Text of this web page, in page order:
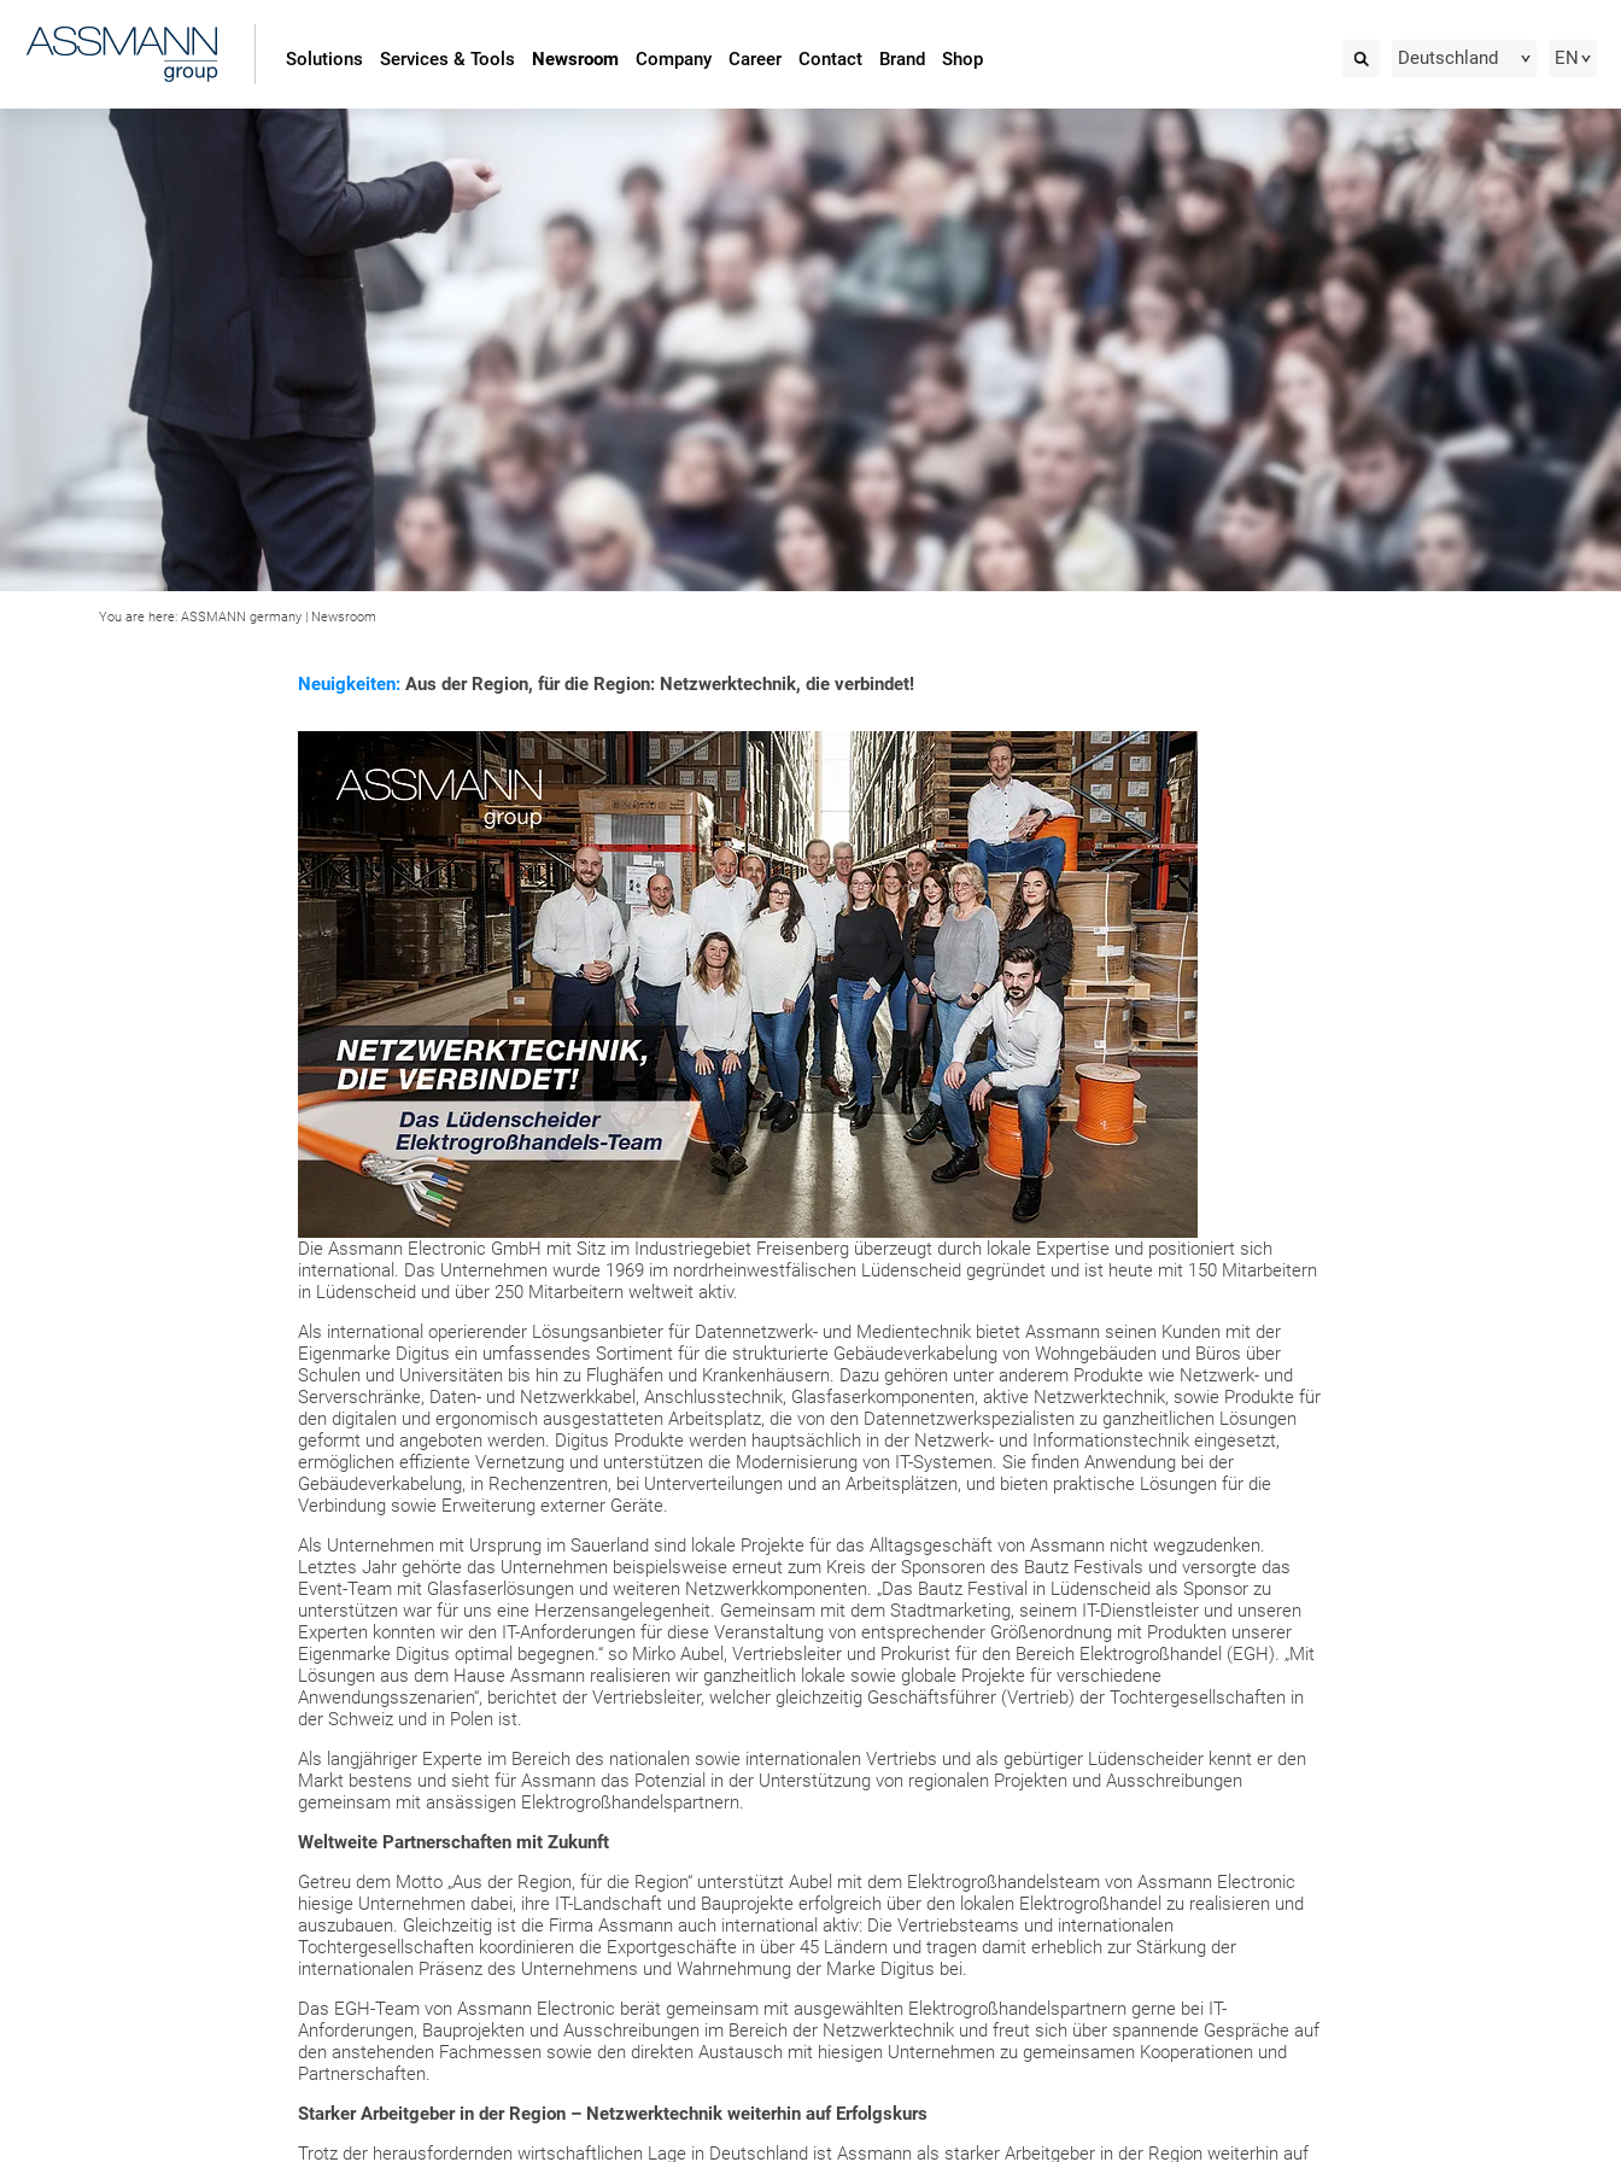
Deutschland EN
Solutions Services & Tools Newsroom Company Career Contact Brand Shop
You are here: ASSMANN germany | Newsroom
Neuigkeiten: Aus der Region, für die Region: Netzwerktechnik, die verbindet!
Die Assmann Electronic GmbH mit Sitz im Industriegebiet Freisenberg überzeugt durch lokale Expertise und positioniert sich
international. Das Unternehmen wurde 1969 im nordrheinwestfälischen Lüdenscheid gegründet und ist heute mit 150 Mitarbeitern
in Lüdenscheid und über 250 Mitarbeitern weltweit aktiv.
Als international operierender Lösungsanbieter für Datennetzwerk- und Medientechnik bietet Assmann seinen Kunden mit der
Eigenmarke Digitus ein umfassendes Sortiment für die strukturierte Gebäudeverkabelung von Wohngebäuden und Büros über
Schulen und Universitäten bis hin zu Flughäfen und Krankenhäusern. Dazu gehören unter anderem Produkte wie Netzwerk- und
Serverschränke, Daten- und Netzwerkkabel, Anschlusstechnik, Glasfaserkomponenten, aktive Netzwerktechnik, sowie Produkte für
den digitalen und ergonomisch ausgestatteten Arbeitsplatz, die von den Datennetzwerkspezialisten zu ganzheitlichen Lösungen
geformt und angeboten werden. Digitus Produkte werden hauptsächlich in der Netzwerk- und Informationstechnik eingesetzt,
ermöglichen effiziente Vernetzung und unterstützen die Modernisierung von IT-Systemen. Sie finden Anwendung bei der
Gebäudeverkabelung, in Rechenzentren, bei Unterverteilungen und an Arbeitsplätzen, und bieten praktische Lösungen für die
Verbindung sowie Erweiterung externer Geräte.
Als Unternehmen mit Ursprung im Sauerland sind lokale Projekte für das Alltagsgeschäft von Assmann nicht wegzudenken.
Letztes Jahr gehörte das Unternehmen beispielsweise erneut zum Kreis der Sponsoren des Bautz Festivals und versorgte das
Event-Team mit Glasfaserlösungen und weiteren Netzwerkkomponenten. „Das Bautz Festival in Lüdenscheid als Sponsor zu
unterstützen war für uns eine Herzensangelegenheit. Gemeinsam mit dem Stadtmarketing, seinem IT-Dienstleister und unseren
Experten konnten wir den IT-Anforderungen für diese Veranstaltung von entsprechender Größenordnung mit Produkten unserer
Eigenmarke Digitus optimal begegnen.“ so Mirko Aubel, Vertriebsleiter und Prokurist für den Bereich Elektrogroßhandel (EGH). „Mit
Lösungen aus dem Hause Assmann realisieren wir ganzheitlich lokale sowie globale Projekte für verschiedene
Anwendungsszenarien“, berichtet der Vertriebsleiter, welcher gleichzeitig Geschäftsführer (Vertrieb) der Tochtergesellschaften in
der Schweiz und in Polen ist.
Als langjähriger Experte im Bereich des nationalen sowie internationalen Vertriebs und als gebürtiger Lüdenscheider kennt er den
Markt bestens und sieht für Assmann das Potenzial in der Unterstützung von regionalen Projekten und Ausschreibungen
gemeinsam mit ansässigen Elektrogroßhandelspartnern.
Weltweite Partnerschaften mit Zukunft
Getreu dem Motto „Aus der Region, für die Region“ unterstützt Aubel mit dem Elektrogroßhandelsteam von Assmann Electronic
hiesige Unternehmen dabei, ihre IT-Landschaft und Bauprojekte erfolgreich über den lokalen Elektrogroßhandel zu realisieren und
auszubauen. Gleichzeitig ist die Firma Assmann auch international aktiv: Die Vertriebsteams und internationalen
Tochtergesellschaften koordinieren die Exportgeschäfte in über 45 Ländern und tragen damit erheblich zur Stärkung der
internationalen Präsenz des Unternehmens und Wahrnehmung der Marke Digitus bei.
Das EGH-Team von Assmann Electronic berät gemeinsam mit ausgewählten Elektrogroßhandelspartnern gerne bei IT-
Anforderungen, Bauprojekten und Ausschreibungen im Bereich der Netzwerktechnik und freut sich über spannende Gespräche auf
den anstehenden Fachmessen sowie den direkten Austausch mit hiesigen Unternehmen zu gemeinsamen Kooperationen und
Partnerschaften.
Starker Arbeitgeber in der Region – Netzwerktechnik weiterhin auf Erfolgskurs
Trotz der herausfordernden wirtschaftlichen Lage in Deutschland ist Assmann als starker Arbeitgeber in der Region weiterhin auf